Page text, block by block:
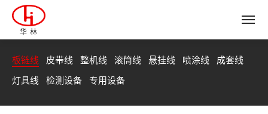
华林
板链线 皮带线 整机线 滚筒线 悬挂线 喷涂线
成套线
灯具线
检测设备 专用设备